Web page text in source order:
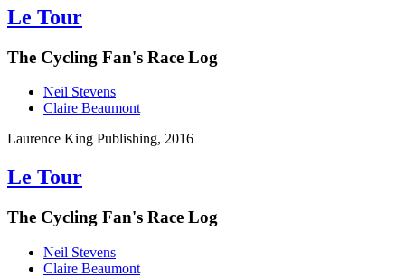
Le Tour
The Cycling Fan's Race Log
Neil Stevens
Claire Beaumont
Laurence King Publishing, 2016
Le Tour
The Cycling Fan's Race Log
Neil Stevens
Claire Beaumont